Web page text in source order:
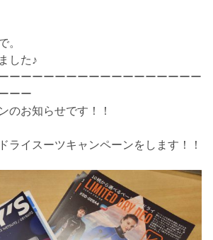
した♪
ーーーーーーーーーーーーーーーーー
ーー
のお知らせです！！
ライスーツキャンペーンをします！！